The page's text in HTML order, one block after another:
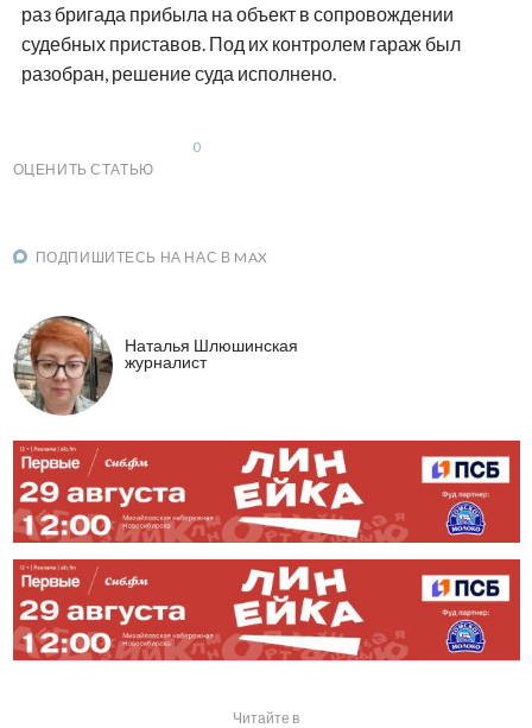
раз бригада прибыла на объект в сопровождении
судебных приставов. Под их контролем гараж был
разобран, решение суда исполнено.
ОЦЕНИТЬ СТАТЬЮ
0
ПОДПИШИТЕСЬ НА НАС В MAX
Наталья Шлюшинская
журналист
Читайте в